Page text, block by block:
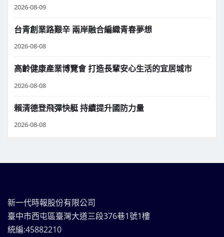
2026-08-09
台青創業路艱辛 兩岸融合編織青春夢想
2026-08-08
高齡健康產業博覽會 打造長輩安心生活的宜居城市
2026-08-08
賴清德登飛彈快艇 持續提升國防力量
2026-08-08
新一代時報股份有限公司
臺中市西屯區臺灣大道三段376巷1號1樓
統編:45882210